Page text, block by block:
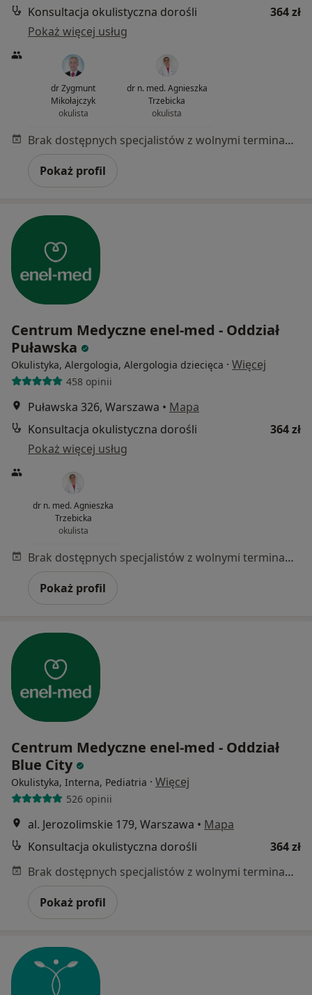
Konsultacja okulistyczna dorośli
364 zł
Pokaż więcej usług
dr Zygmunt
Mikołajczyk
okulista
dr n. med. Agnieszka
Trzebicka
okulista
Brak dostępnych specjalistów z wolnymi terminami w tym centrum medycznym.
Pokaż profil
Centrum Medyczne enel-med - Oddział
Puławska
Okulistyka, Alergologia, Alergologia dziecięca · Więcej
458 opinii
Puławska 326, Warszawa • Mapa
Konsultacja okulistyczna dorośli
364 zł
Pokaż więcej usług
dr n. med. Agnieszka
Trzebicka
okulista
Brak dostępnych specjalistów z wolnymi terminami w tym centrum medycznym.
Pokaż profil
Centrum Medyczne enel-med - Oddział
Blue City
Okulistyka, Interna, Pediatria · Więcej
526 opinii
al. Jerozolimskie 179, Warszawa • Mapa
Konsultacja okulistyczna dorośli
364 zł
Brak dostępnych specjalistów z wolnymi terminami w tym centrum medycznym.
Pokaż profil